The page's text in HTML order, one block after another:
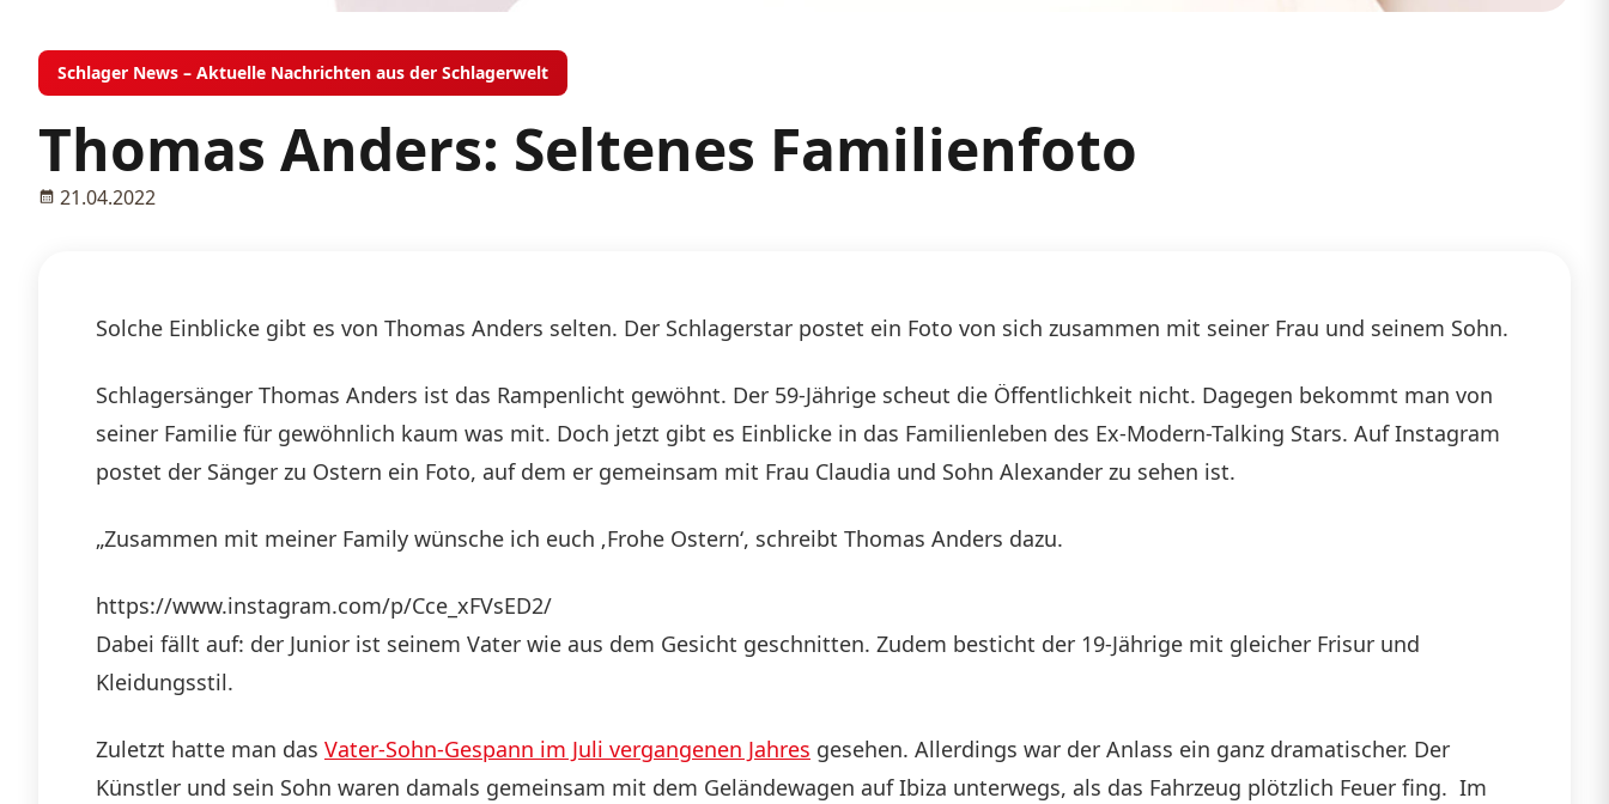
Schlager News – Aktuelle Nachrichten aus der Schlagerwelt
Thomas Anders: Seltenes Familienfoto
21.04.2022
Solche Einblicke gibt es von Thomas Anders selten. Der Schlagerstar postet ein Foto von sich zusammen mit seiner Frau und seinem Sohn.
Schlagersänger Thomas Anders ist das Rampenlicht gewöhnt. Der 59-Jährige scheut die Öffentlichkeit nicht. Dagegen bekommt man von
seiner Familie für gewöhnlich kaum was mit. Doch jetzt gibt es Einblicke in das Familienleben des Ex-Modern-Talking Stars. Auf Instagram
postet der Sänger zu Ostern ein Foto, auf dem er gemeinsam mit Frau Claudia und Sohn Alexander zu sehen ist.
„Zusammen mit meiner Family wünsche ich euch ‚Frohe Ostern‘, schreibt Thomas Anders dazu.
https://www.instagram.com/p/Cce_xFVsED2/
Dabei fällt auf: der Junior ist seinem Vater wie aus dem Gesicht geschnitten. Zudem besticht der 19-Jährige mit gleicher Frisur und
Kleidungsstil.
Zuletzt hatte man das Vater-Sohn-Gespann im Juli vergangenen Jahres gesehen. Allerdings war der Anlass ein ganz dramatischer. Der
Künstler und sein Sohn waren damals gemeinsam mit dem Geländewagen auf Ibiza unterwegs, als das Fahrzeug plötzlich Feuer fing. Im